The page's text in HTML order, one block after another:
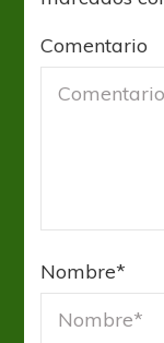
Comentario
Nombre*